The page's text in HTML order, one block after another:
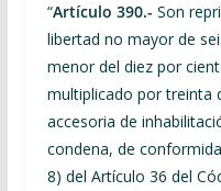
“Artículo 390.- Son
libertad no mayor de
menor del diez por
multiplicado por treinta
accesoria de
condena, de
8) del Artículo 36 del